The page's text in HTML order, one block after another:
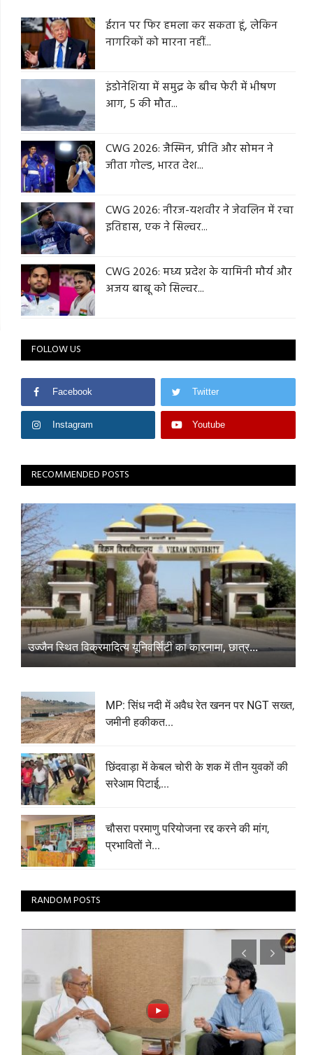
ईरान पर फिर हमला कर सकता हूं, लेकिन
नागरिकों को मारना नहीं...
इंडोनेशिया में समुद्र के बीच फेरी में भीषण
आग, 5 की मौत...
CWG 2026: जैस्मिन, प्रीति और सोमन ने
जीता गोल्ड, भारत देश...
CWG 2026: नीरज-यशवीर ने जेवलिन में रचा
इतिहास, एक ने सिल्वर...
CWG 2026: मध्य प्रदेश के यामिनी मौर्य और
अजय बाबू को सिल्वर...
FOLLOW US
Facebook Twitter
Instagram Youtube
RECOMMENDED POSTS
उज्जैन स्थित विक्रमादित्य यूनिवर्सिटी का कारनामा, छात्र...
MP: सिंध नदी में अवैध रेत खनन पर NGT सख्त,
जमीनी हकीकत...
छिंदवाड़ा में केबल चोरी के शक में तीन युवकों की
सरेआम पिटाई,...
चौसरा परमाणु परियोजना रद्द करने की मांग,
प्रभावितों ने...
RANDOM POSTS